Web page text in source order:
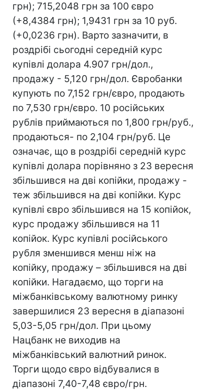
грн); 715,2048 грн за 100 євро
(+8,4384 грн); 1,9431 грн за 10 руб.
(+0,0236 грн). Варто зазначити, в
роздрібі сьогодні середній курс
купівлі долара 4.907 грн/дол.,
продажу - 5,120 грн/дол. Євробанки
купують по 7,152 грн/євро, продають
по 7,530 грн/євро. 10 російських
рублів приймаються по 1,800 грн/руб.,
продаються- по 2,104 грн/руб. Це
означає, що в роздрібі середній курс
купівлі долара порівняно з 23 вересня
збільшився на дві копійки, продажу -
теж збільшився на дві копійки. Курс
купівлі євро збільшився на 15 копійок,
курс продажу збільшився на 11
копійок. Курс купівлі російського
рубля зменшився менш ніж на
копійку, продажу – збільшився на дві
копійки. Нагадаємо, що торги на
міжбанківському валютному ринку
завершилися 23 вересня в діапазоні
5,03-5,05 грн/дол. При цьому
Нацбанк не виходив на
міжбанківський валютний ринок.
Торги щодо євро відбувалися в
діапазоні 7,40-7,48 євро/грн.